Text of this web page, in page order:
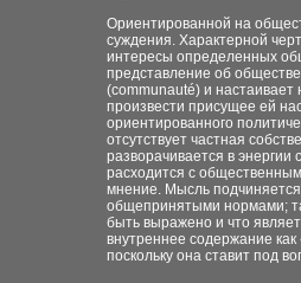
Ориентированной на
суждения. Характерной
интересы определенных
представление об
(communauté) и настаивает
произвести присущее ей
ориентированного
отсутствует частная
разворачивается в
расходится с
мнение. Мысль
общепринятыми нормами;
быть выражено и что
внутреннее содержание
поскольку она ставит под